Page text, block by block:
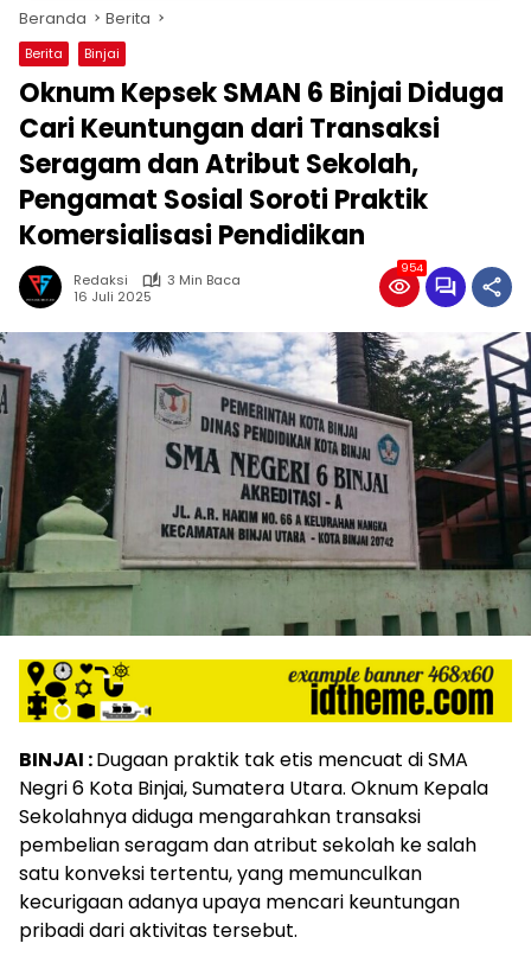
Beranda Berita
Berita Binjai
Oknum Kepsek SMAN 6 Binjai Diduga
Cari Keuntungan dari Transaksi
Seragam dan Atribut Sekolah,
Pengamat Sosial Soroti Praktik
Komersialisasi Pendidikan
Redaksi
3 Min Baca
16 Juli 2025
954
BINJAI :Dugaan praktik tak etis mencuat di SMA
Negri 6 Kota Binjai, Sumatera Utara. Oknum Kepala
Sekolahnya diduga mengarahkan transaksi
pembelian seragam dan atribut sekolah ke salah
satu konveksi tertentu, yang memunculkan
kecurigaan adanya upaya mencari keuntungan
pribadi dari aktivitas tersebut.